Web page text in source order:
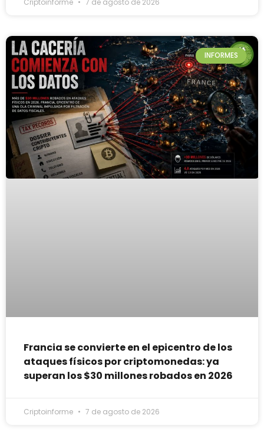
Criptoinforme 7 de agosto de 2026
INFORMES
Francia se convierte en el epicentro de los
ataques físicos por criptomonedas: ya
superan los $30 millones robados en 2026
Criptoinforme 7 de agosto de 2026